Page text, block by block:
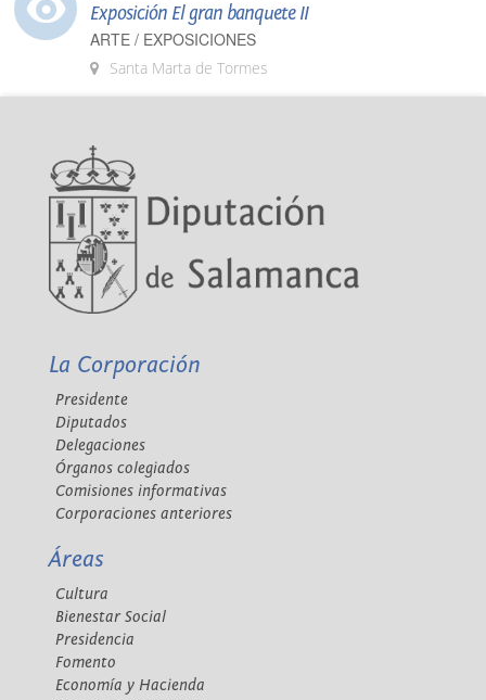
Exposición El gran banquete II
ARTE / EXPOSICIONES
Santa Marta de Tormes
La Corporación
Presidente
Diputados
Delegaciones
Órganos colegiados
Comisiones informativas
Corporaciones anteriores
Áreas
Cultura
Bienestar Social
Presidencia
Fomento
Economía y Hacienda